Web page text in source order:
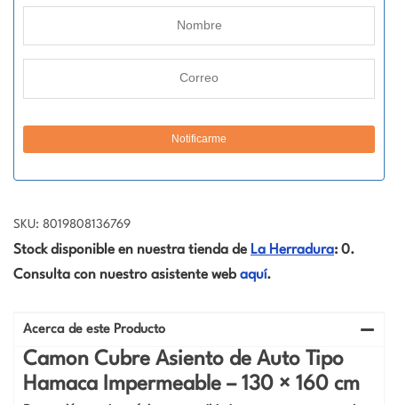
SKU: 8019808136769
Stock disponible en nuestra tienda de La Herradura: 0.
Consulta con nuestro asistente web aquí.
Acerca de este Producto
Camon Cubre Asiento de Auto Tipo
Hamaca Impermeable – 130 × 160 cm